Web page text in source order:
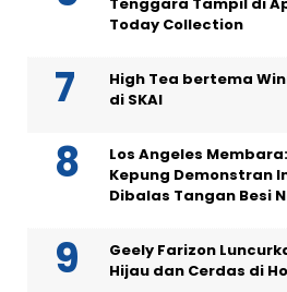
Today Collection
High Tea bertema
di SKAI
Los Angeles
Kepung Demonstran
Dibalas Tangan Besi
Geely Farizon
Hijau dan Cerdas di